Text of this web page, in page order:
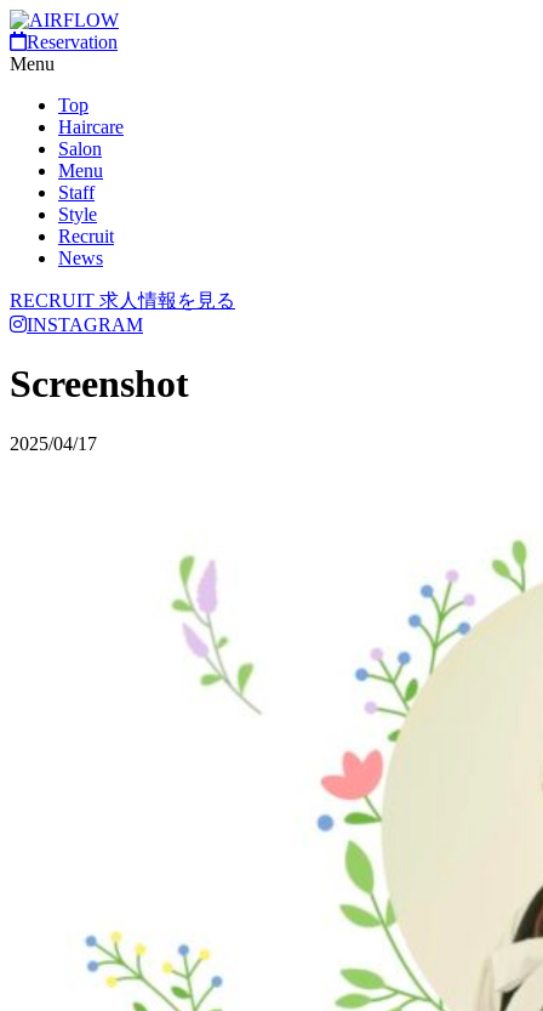
Reservation
Menu
Top
Haircare
Salon
Menu
Staff
Style
Recruit
News
RECRUIT 求人情報を見る
INSTAGRAM
Screenshot
2025/04/17